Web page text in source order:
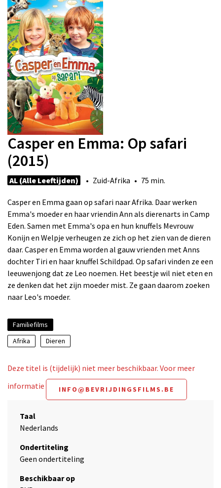
Casper en Emma: Op safari
(2015)
AL (Alle Leeftijden) • Zuid-Afrika • 75 min.
Casper en Emma gaan op safari naar Afrika. Daar werken
Emma's moeder en haar vriendin Ann als dierenarts in Camp
Eden. Samen met Emma's opa en hun knuffels Mevrouw
Konijn en Welpje verheugen ze zich op het zien van de dieren
daar. Casper en Emma worden al gauw vrienden met Anns
dochter Tiri en haar knuffel Schildpad. Op safari vinden ze een
leeuwenjong dat ze Leo noemen. Het beestje wil niet eten en
ze denken dat het zijn moeder mist. Ze gaan daarom zoeken
naar Leo's moeder.
Familiefilms
Afrika
Dieren
Deze titel is (tijdelijk) niet meer beschikbaar. Voor meer
informatie
INFO@BEVRIJDINGSFILMS.BE
Taal
Nederlands
Ondertiteling
Geen ondertiteling
Beschikbaar op